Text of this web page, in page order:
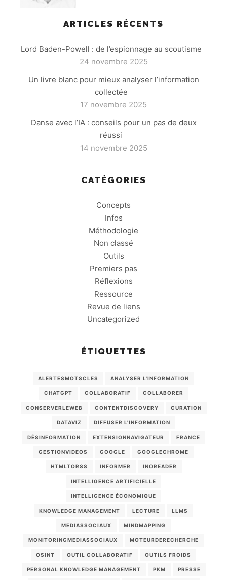
ARTICLES RÉCENTS
Lord Baden-Powell : de l’espionnage au scoutisme
24 novembre 2025
Un livre blanc pour mieux analyser l’information
collectée
17 novembre 2025
Danse avec l’IA : conseils pour un pas de deux
réussi
14 novembre 2025
CATÉGORIES
Concepts
Infos
Méthodologie
Non classé
Outils
Premiers pas
Réflexions
Ressource
Revue de liens
Uncategorized
ÉTIQUETTES
ALERTESMOTSCLES ANALYSER L'INFORMATION
CHATGPT COLLABORATIF COLLABORER
CONSERVERLEWEB CONTENTDISCOVERY CURATION
DATAVIZ DIFFUSER L'INFORMATION
DÉSINFORMATION EXTENSIONNAVIGATEUR FRANCE
GESTIONVIDEOS GOOGLE GOOGLECHROME
HTMLTORSS INFORMER INOREADER
INTELLIGENCE ARTIFICIELLE
INTELLIGENCE ÉCONOMIQUE
KNOWLEDGE MANAGEMENT LECTURE LLMS
MEDIASSOCIAUX MINDMAPPING
MONITORINGMEDIASSOCIAUX MOTEURDERECHERCHE
OSINT OUTIL COLLABORATIF OUTILS FROIDS
PERSONAL KNOWLEDGE MANAGEMENT PKM PRESSE